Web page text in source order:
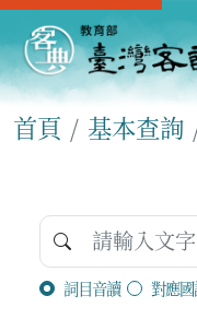
首頁 基本查詢
詞目音讀 對應